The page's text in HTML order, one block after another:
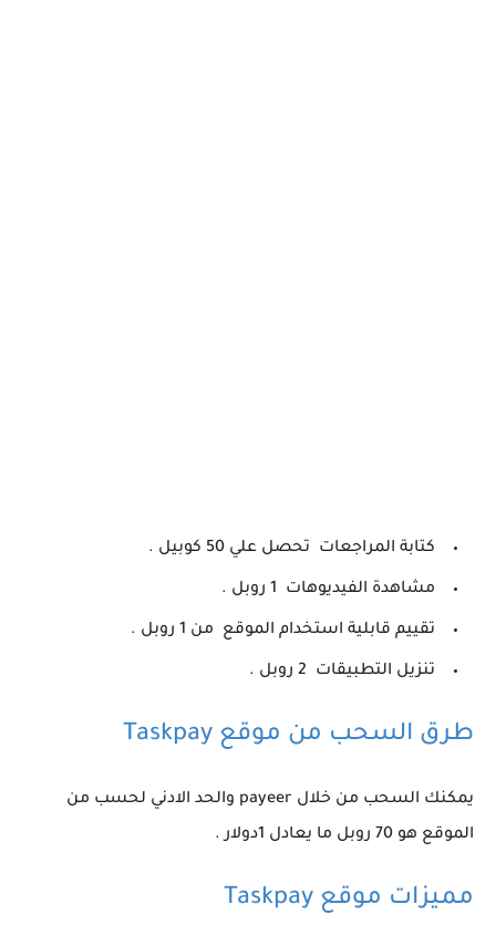
كتابة المراجعات تحصل علي 50 كوبيل .
مشاهدة الفيديوهات 1 روبل .
تقييم قابلية استخدام الموقع من 1 روبل .
تنزيل التطبيقات 2 روبل .
طرق السحب من موقع Taskpay
يمكنك السحب من خلال payeer والحد الادني لحسب من
الموقع هو 70 روبل ما يعادل 1دولار .
مميزات موقع Taskpay